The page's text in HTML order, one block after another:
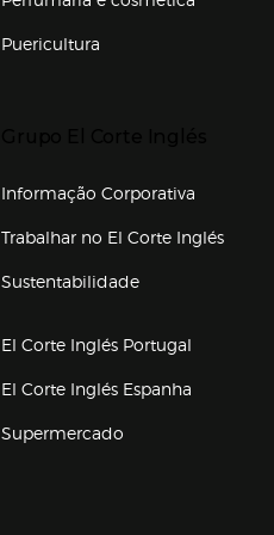
Puericultura
Informação Corporativa
Trabalhar no El Corte Inglés(abre
Sustentabilidade
El Corte Inglés Portugal
El Corte Inglés Espanha
Supermercado
Enlaces de grupo el corte inglés